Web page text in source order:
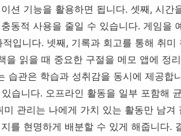
션 기능을 활용하면 됩니다. 셋째, 시간
동적 사용을 줄일 수 있습니다. 게임을
입니다. 넷째, 기록과 회고를 통해 취미
을 읽을 때 중요한 구절을 메모 앱에 정
습관은 학습과 성취감을 동시에 제공합
습니다. 오프라인 활동을 일부 포함해
관리는 나에게 가치 있는 활동만 남겨
를 현명하게 배분할 수 있게 해줍니다.